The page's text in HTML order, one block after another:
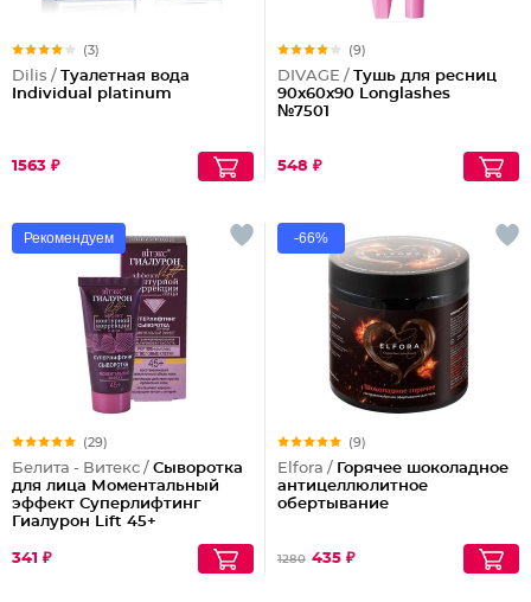
(3)
Dilis / Туалетная вода
Individual platinum
1563 ₽
(9)
DIVAGE / Тушь для ресниц
90x60x90 Longlashes
№7501
548 ₽
Рекомендуем
(29)
Белита - Витекс / Сыворотка
для лица Моментальный
эффект Суперлифтинг
Гиалурон Lift 45+
341 ₽
-66%
(9)
Elfora / Горячее шоколадное
антицеллюлитное
обертывание
1280 435 ₽